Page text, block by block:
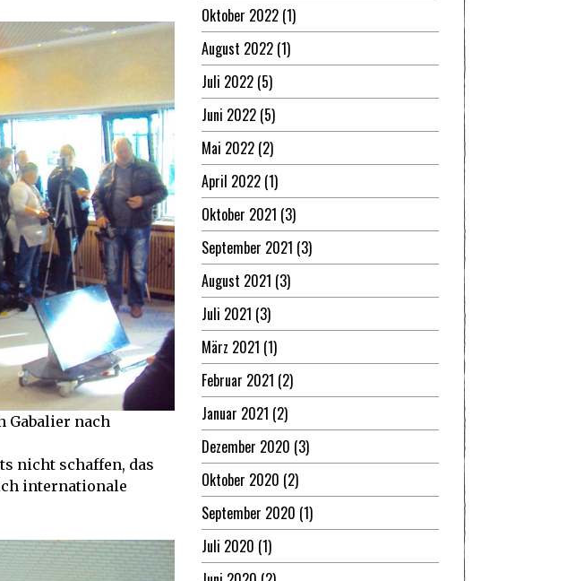
Gabalier nach
nicht schaffen, das
internationale
Oktober 2022 (1)
August 2022 (1)
Juli 2022 (5)
Juni 2022 (5)
Mai 2022 (2)
April 2022 (1)
Oktober 2021 (3)
September 2021 (3)
August 2021 (3)
Juli 2021 (3)
März 2021 (1)
Februar 2021 (2)
Januar 2021 (2)
Dezember 2020 (3)
Oktober 2020 (2)
September 2020 (1)
Juli 2020 (1)